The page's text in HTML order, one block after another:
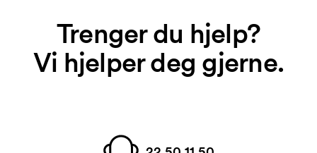
Trenger du hjelp?
Vi hjelper deg gjerne.